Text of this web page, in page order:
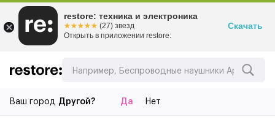
Ваш город Другой? Да Нет
restore: техника и электроника
☆☆☆☆☆
★★★★★ (27) звезд
Открыть в приложении restore:
Скачать